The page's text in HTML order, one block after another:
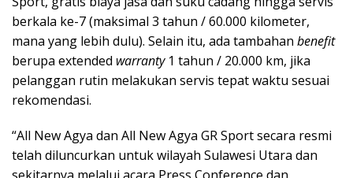
berkala ke-7 (maksimal 3 tahun / 60.000 kilometer,
mana yang lebih dulu). Selain itu, ada tambahan benefit
berupa extended warranty 1 tahun / 20.000 km, jika
pelanggan rutin melakukan servis tepat waktu sesuai
rekomendasi.
“All New Agya dan All New Agya GR Sport secara resmi
telah diluncurkan untuk wilayah Sulawesi Utara dan